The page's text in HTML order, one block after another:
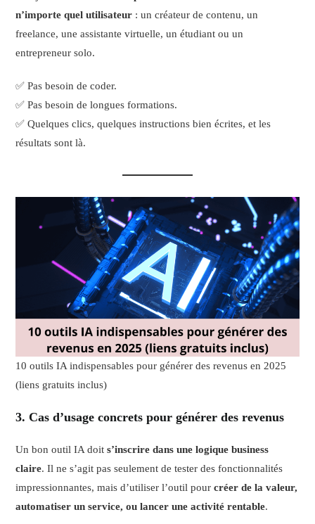
n’importe quel utilisateur : un créateur de contenu, un
freelance, une assistante virtuelle, un étudiant ou un
entrepreneur solo.
✅ Pas besoin de coder.
✅ Pas besoin de longues formations.
✅ Quelques clics, quelques instructions bien écrites, et les
résultats sont là.
10 outils IA indispensables pour générer des revenus en 2025
(liens gratuits inclus)
3. Cas d’usage concrets pour générer des revenus
Un bon outil IA doits’inscrire dans une logique business
claire. Il ne s’agit pas seulement de tester des fonctionnalités
impressionnantes, mais d’utiliser l’outil pourcréer de la valeur,
automatiser un service, ou lancer une activité rentable.